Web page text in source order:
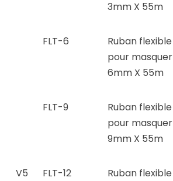
3mm X 55m
FLT-6
Ruban flexible
pour masquer
6mm X 55m
FLT-9
Ruban flexible
pour masquer
9mm X 55m
V5 FLT-12
Ruban flexible